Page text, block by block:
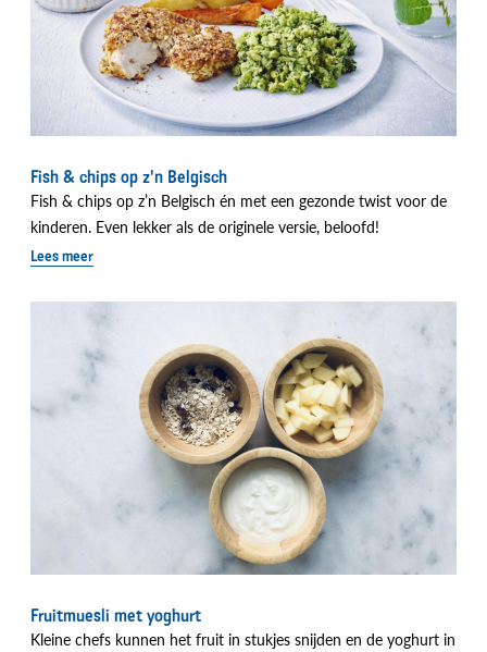
Fish & chips op z'n Belgisch
Fish & chips op z’n Belgisch én met een gezonde twist voor de
kinderen. Even lekker als de originele versie, beloofd!
Lees meer
Fruitmuesli met yoghurt
Kleine chefs kunnen het fruit in stukjes snijden en de yoghurt in